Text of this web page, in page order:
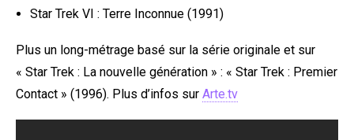
Star Trek VI : Terre Inconnue (1991)
Plus un long-métrage basé sur la série originale et sur
« Star Trek : La nouvelle génération » : « Star Trek : Premier
Contact » (1996). Plus d’infos sur Arte.tv